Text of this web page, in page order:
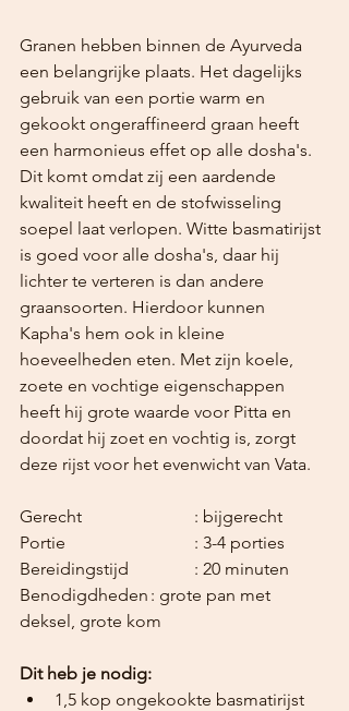
Granen hebben binnen de Ayurveda
een belangrijke plaats. Het dagelijks
gebruik van een portie warm en
gekookt ongeraffineerd graan heeft
een harmonieus effet op alle dosha's.
Dit komt omdat zij een aardende
kwaliteit heeft en de stofwisseling
soepel laat verlopen. Witte basmatirijst
is goed voor alle dosha's, daar hij
lichter te verteren is dan andere
graansoorten. Hierdoor kunnen
Kapha's hem ook in kleine
hoeveelheden eten. Met zijn koele,
zoete en vochtige eigenschappen
heeft hij grote waarde voor Pitta en
doordat hij zoet en vochtig is, zorgt
deze rijst voor het evenwicht van Vata.
Gerecht			: bijgerecht
Portie			: 3-4 porties
Bereidingstijd		: 20 minuten
Benodigdheden	: grote pan met
deksel, grote kom
Dit heb je nodig:
1,5 kop ongekookte basmatirijst